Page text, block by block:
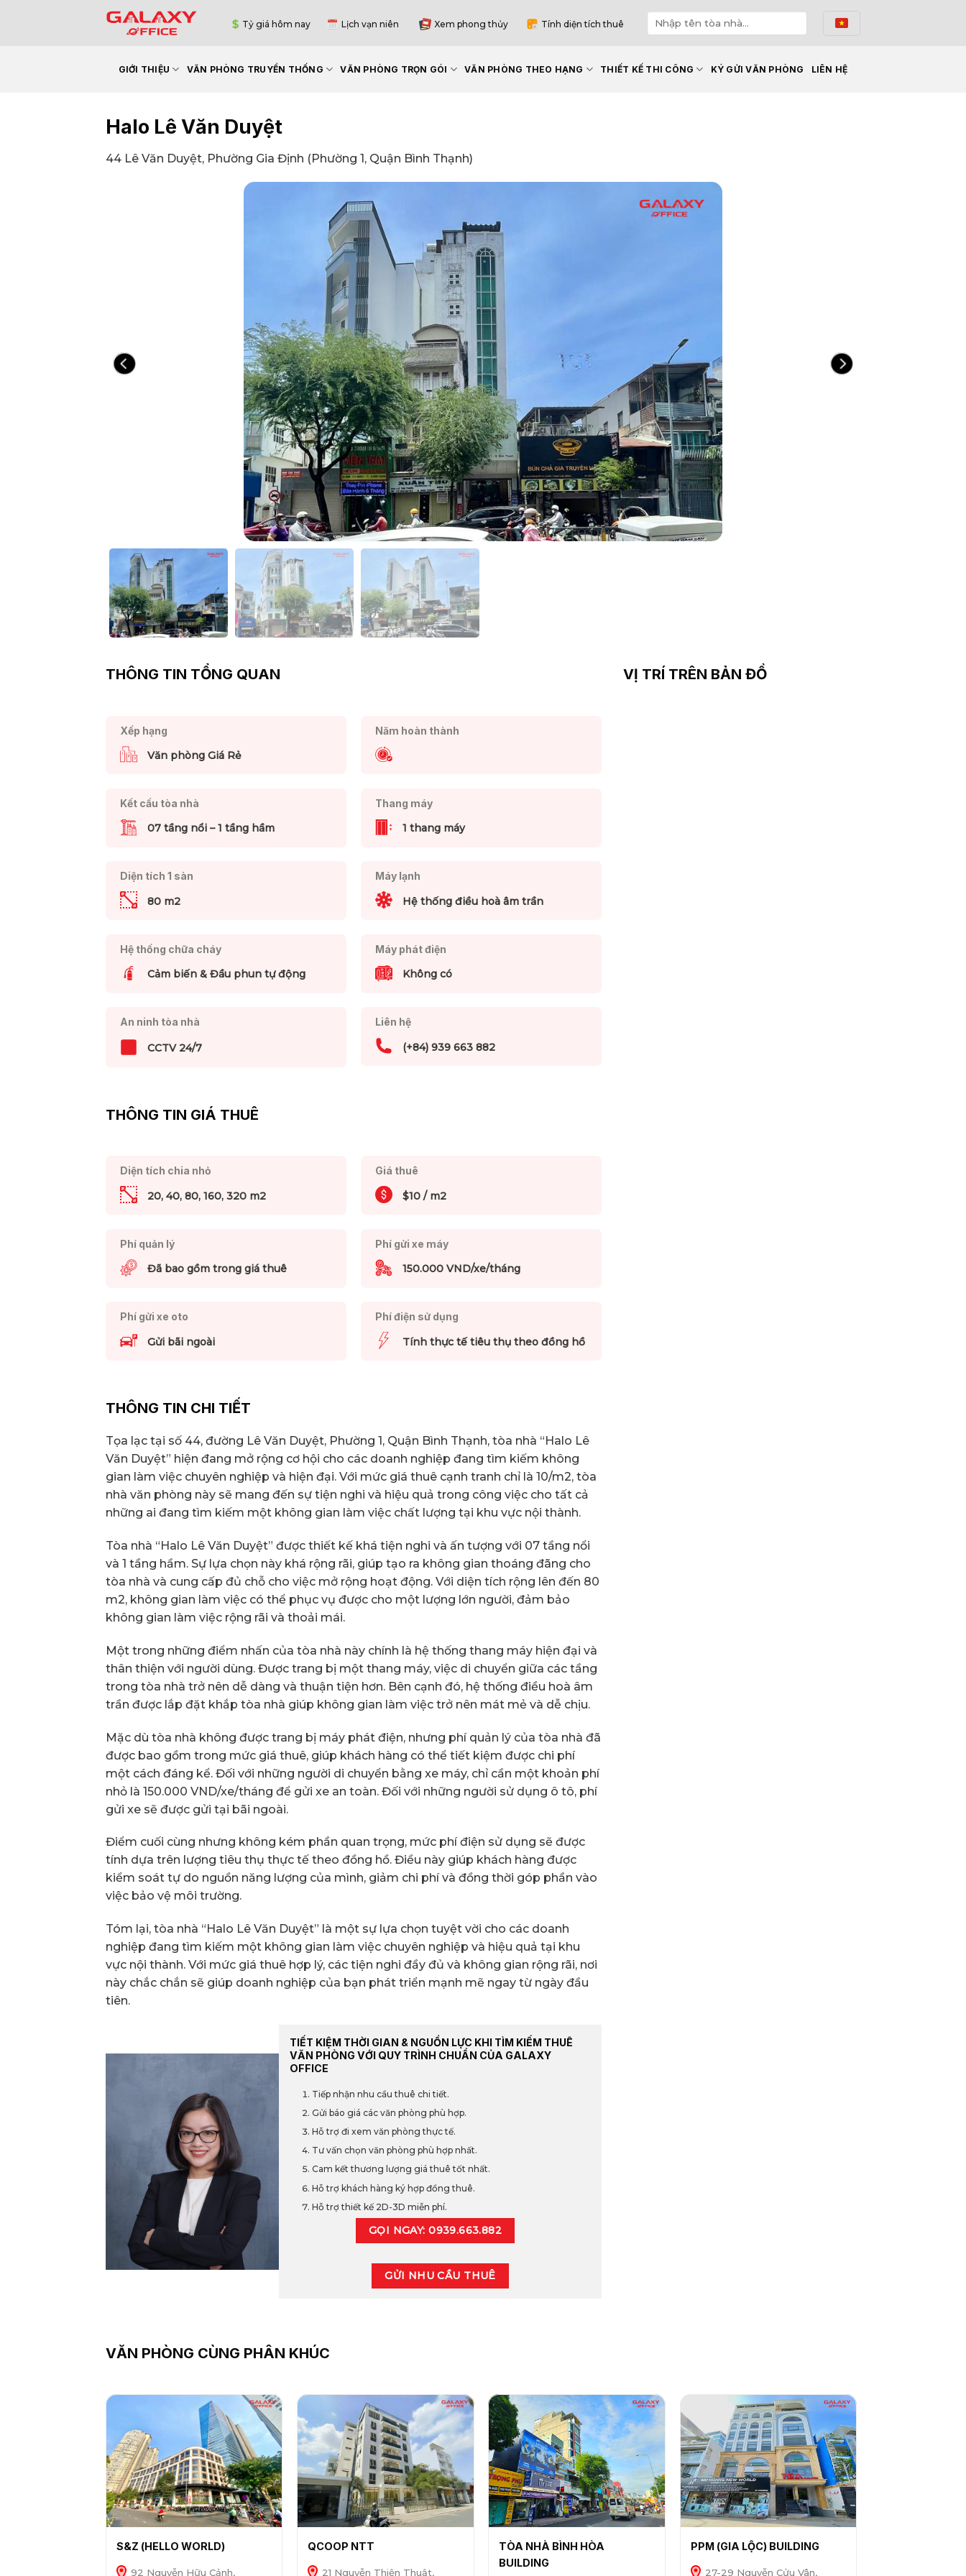
Tỷ giá hôm nay Lịch vạn niên Xem phong thủy Tính diện tích thuê
GIỚI THIỆU VĂN PHÒNG TRUYỀN THỐNG VĂN PHÒNG TRỌN GÓI VĂN PHÒNG THEO HẠNG THIẾT KẾ THI CÔNG KÝ GỬI VĂN PHÒNG LIÊN HỆ
Halo Lê Văn Duyệt
44 Lê Văn Duyệt, Phường Gia Định (Phường 1, Quận Bình Thạnh)
THÔNG TIN TỔNG QUAN
Xếp hạng
Văn phòng Giá Rẻ
Năm hoàn thành
Kết cấu tòa nhà
07 tầng nổi – 1 tầng hầm
Thang máy
1 thang máy
Diện tích 1 sàn
80 m2
Máy lạnh
Hệ thống điều hoà âm trần
Hệ thống chữa cháy
Cảm biến & Đầu phun tự động
Máy phát điện
Không có
An ninh tòa nhà
CCTV 24/7
Liên hệ
(+84) 939 663 882
THÔNG TIN GIÁ THUÊ
Diện tích chia nhỏ
20, 40, 80, 160, 320 m2
Giá thuê
$10 / m2
Phí quản lý
Đã bao gồm trong giá thuê
Phí gửi xe máy
150.000 VND/xe/tháng
Phí gửi xe oto
Gửi bãi ngoài
Phí điện sử dụng
Tính thực tế tiêu thụ theo đồng hồ
THÔNG TIN CHI TIẾT
Tọa lạc tại số 44, đường Lê Văn Duyệt, Phường 1, Quận Bình Thạnh, tòa nhà “Halo Lê
Văn Duyệt” hiện đang mở rộng cơ hội cho các doanh nghiệp đang tìm kiếm không
gian làm việc chuyên nghiệp và hiện đại. Với mức giá thuê cạnh tranh chỉ là 10/m2, tòa
nhà văn phòng này sẽ mang đến sự tiện nghi và hiệu quả trong công việc cho tất cả
những ai đang tìm kiếm một không gian làm việc chất lượng tại khu vực nội thành.
Tòa nhà “Halo Lê Văn Duyệt” được thiết kế khá tiện nghi và ấn tượng với 07 tầng nổi
và 1 tầng hầm. Sự lựa chọn này khá rộng rãi, giúp tạo ra không gian thoáng đãng cho
tòa nhà và cung cấp đủ chỗ cho việc mở rộng hoạt động. Với diện tích rộng lên đến 80
m2, không gian làm việc có thể phục vụ được cho một lượng lớn người, đảm bảo
không gian làm việc rộng rãi và thoải mái.
Một trong những điểm nhấn của tòa nhà này chính là hệ thống thang máy hiện đại và
thân thiện với người dùng. Được trang bị một thang máy, việc di chuyển giữa các tầng
trong tòa nhà trở nên dễ dàng và thuận tiện hơn. Bên cạnh đó, hệ thống điều hoà âm
trần được lắp đặt khắp tòa nhà giúp không gian làm việc trở nên mát mẻ và dễ chịu.
Mặc dù tòa nhà không được trang bị máy phát điện, nhưng phí quản lý của tòa nhà đã
được bao gồm trong mức giá thuê, giúp khách hàng có thể tiết kiệm được chi phí
một cách đáng kể. Đối với những người di chuyển bằng xe máy, chỉ cần một khoản phí
nhỏ là 150.000 VND/xe/tháng để gửi xe an toàn. Đối với những người sử dụng ô tô, phí
gửi xe sẽ được gửi tại bãi ngoài.
Điểm cuối cùng nhưng không kém phần quan trọng, mức phí điện sử dụng sẽ được
tính dựa trên lượng tiêu thụ thực tế theo đồng hồ. Điều này giúp khách hàng được
kiểm soát tự do nguồn năng lượng của mình, giảm chi phí và đồng thời góp phần vào
việc bảo vệ môi trường.
Tóm lại, tòa nhà “Halo Lê Văn Duyệt” là một sự lựa chọn tuyệt vời cho các doanh
nghiệp đang tìm kiếm một không gian làm việc chuyên nghiệp và hiệu quả tại khu
vực nội thành. Với mức giá thuê hợp lý, các tiện nghi đầy đủ và không gian rộng rãi, nơi
này chắc chắn sẽ giúp doanh nghiệp của bạn phát triển mạnh mẽ ngay từ ngày đầu
tiên.
TIẾT KIỆM THỜI GIAN & NGUỒN LỰC KHI TÌM KIẾM THUÊ
VĂN PHÒNG VỚI QUY TRÌNH CHUẨN CỦA GALAXY
OFFICE
Tiếp nhận nhu cầu thuê chi tiết.
Gửi báo giá các văn phòng phù hợp.
Hỗ trợ đi xem văn phòng thực tế.
Tư vấn chọn văn phòng phù hợp nhất.
Cam kết thương lượng giá thuê tốt nhất.
Hỗ trợ khách hàng ký hợp đồng thuê.
Hỗ trợ thiết kế 2D-3D miễn phí.
GỌI NGAY: 0939.663.882
GỬI NHU CẦU THUÊ
VỊ TRÍ TRÊN BẢN ĐỒ
VĂN PHÒNG CÙNG PHÂN KHÚC
S&Z (HELLO WORLD)
92 Nguyễn Hữu Cảnh,
QCOOP NTT
21 Nguyễn Thiện Thuật,
TÒA NHÀ BÌNH HÒA
BUILDING
PPM (GIA LỘC) BUILDING
27-29 Nguyễn Cửu Vân,